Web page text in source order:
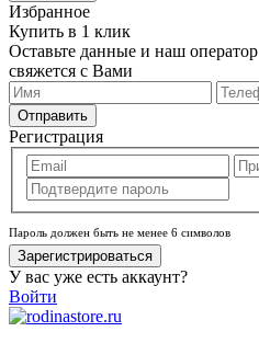
Избранное
Купить в 1 клик
Оставьте данные и наш оператор
свяжется с Вами
Отправить
Регистрация
Пароль должен быть не менее 6 символов
Зарегистрироваться
У вас уже есть аккаунт?
Войти